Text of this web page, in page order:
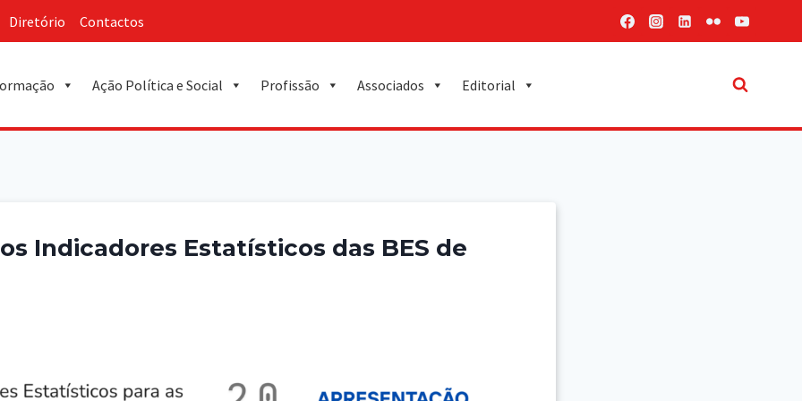
Diretório Contactos
Ação Política e Social Profissão Associados Editorial
Indicadores Estatísticos das BES de